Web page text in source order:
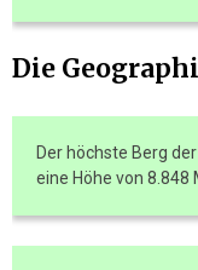
Die
Der höchste Berg
eine Höhe von 8.848